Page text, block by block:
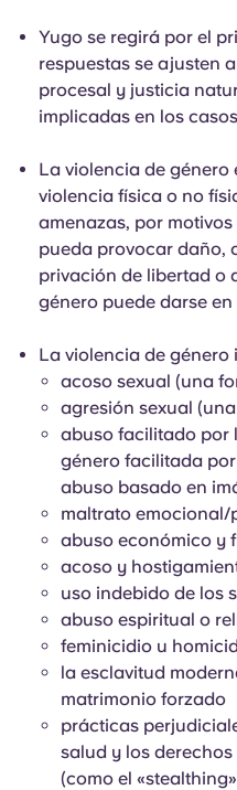
Yugo se regirá por el
respuestas se ajusten
procesal y justicia
implicadas en los
La violencia de género
violencia física o no
amenazas, por
pueda provocar daño,
privación de libertad o
género puede darse
La violencia de género
acoso sexual (una
agresión sexual
abuso facilitado por
género facilitada
abuso basado en
maltrato emocional/
abuso económico y
acoso y
uso indebido de los
abuso espiritual o
feminicidio u
la esclavitud
matrimonio forzado
prácticas
salud y los
(como el